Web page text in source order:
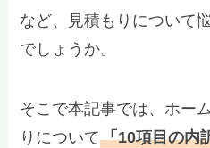
など、見積もりについて
でしょうか。
そこで本記事では、ホー
りについて「10項目の内